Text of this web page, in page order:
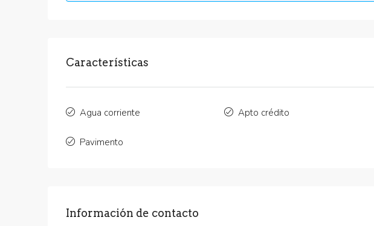
Características
Agua corriente Apto crédito
Pavimento
Información de contacto